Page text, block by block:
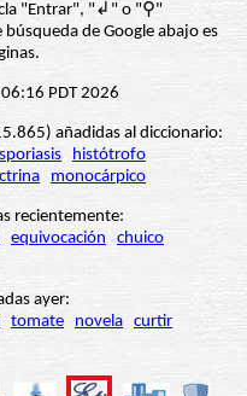
"Entrar", "↲" o "⚲"
de Google abajo es
PDT 2026
añadidas al diccionario:
histótrofo
monocárpico
recientemente:
equivocación
chuico
ayer:
tomate novela curtir